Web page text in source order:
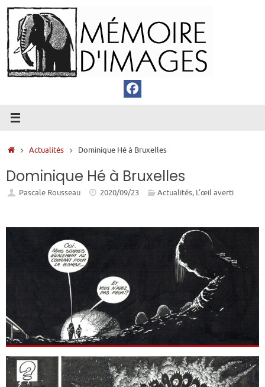
Passer
au
contenu
Accueil
Actualités Dominique Hé à Bruxelles
Dominique Hé à Bruxelles
Pascale Rousseau 2020/09/23 Actualités, L’œil averti